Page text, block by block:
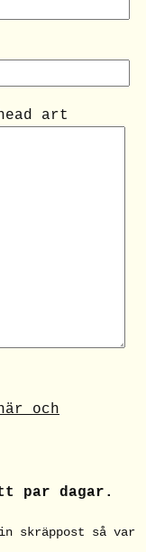
art
och
par dagar.
skräppost så var